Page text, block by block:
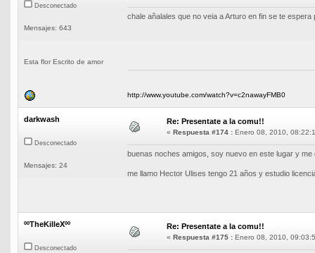
Desconectado
Mensajes: 643
Esta flor Escrito de amor
chale añalales que no veia a Arturo en fin se te espera
http://www.youtube.com/watch?v=c2nawayFMB0
darkwash
Desconectado
Mensajes: 24
Re: Presentate a la comu!!
« Respuesta #174 : Enero 08, 2010,
buenas noches amigos, soy nuevo en este lugar y
me llamo Hector Ulises tengo 21 años y estudio
ººTheKilleXºº
Desconectado
Re: Presentate a la comu!!
« Respuesta #175 : Enero 08, 2010,